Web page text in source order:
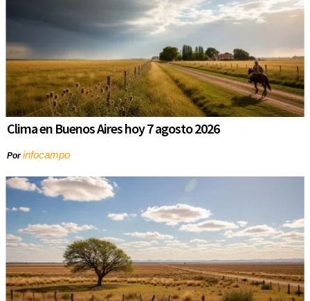
Clima en Buenos Aires hoy 7 agosto 2026
Porinfocampo